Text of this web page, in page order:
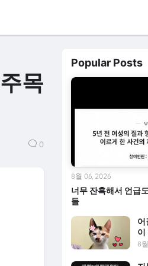
목
0
Popular Posts
너무 잔혹해서 언급
들
8월 06, 2026
어
이
8